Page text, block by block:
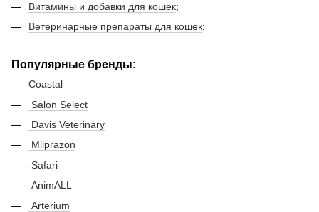
Витамины и добавки для кошек;
Ветеринарные препараты для кошек;
Популярные бренды:
Coastal
Salon Select
Davis Veterinary
Milprazon
Safari
AnimALL
Arterium